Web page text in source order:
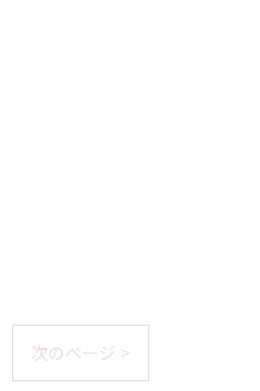
次のページ >